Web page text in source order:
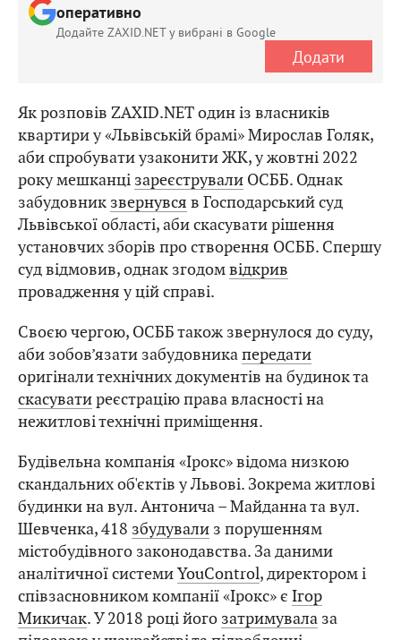
оперативно
Додайте ZAXID.NET у вибрані в Google
Додати
Як розповів ZAXID.NET один із власників
квартири у «Львівській брамі» Мирослав Голяк,
аби спробувати узаконити ЖК, у жовтні 2022
року мешканці зареєстрували ОСББ. Однак
забудовник звернувся в Господарський суд
Львівської області, аби скасувати рішення
установчих зборів про створення ОСББ. Спершу
суд відмовив, однак згодомвідкрив
провадження у цій справі.
Своєю чергою, ОСББ також звернулося до суду,
аби зобов’язати забудовникапередати
оригінали технічних документів на будинок та
скасуватиреєстрацію права власності на
нежитлові технічні приміщення.
Будівельна компанія «Ірокс» відома низкою
скандальних об'єктів у Львові. Зокрема житлові
будинки на вул. Антонича – Майданна та вул.
Шевченка, 418 збудували з порушенням
містобудівного законодавства. За даними
аналітичної системиYouControl, директором і
співзасновником компанії «Ірокс» є Ігор
Микичак. У 2018 році його затримувала за